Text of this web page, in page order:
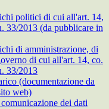
politici di cui all'art. 14,
33/2013 (da pubblicare in
di amministrazione, di
di cui all'art. 14, co.
33/2013
(documentazione da
web)
dei dati